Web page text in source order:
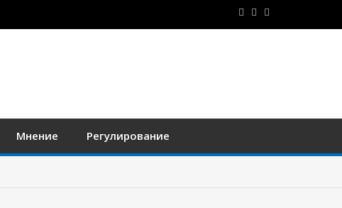
Мнение Регулирование